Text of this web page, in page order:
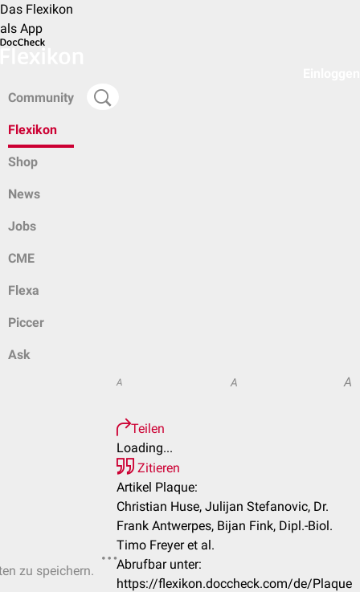
Das Flexikon
als App
Community
Flexikon
Shop
News
Jobs
CME
Flexa
Piccer
Ask
zu speichern.
A A A
Teilen
Loading...
Zitieren
Artikel Plaque:
Christian Huse, Julijan Stefanovic, Dr.
Frank Antwerpes, Bijan Fink, Dipl.-Biol.
Timo Freyer et al.
Abrufbar unter:
https://flexikon.doccheck.com/de/Plaque